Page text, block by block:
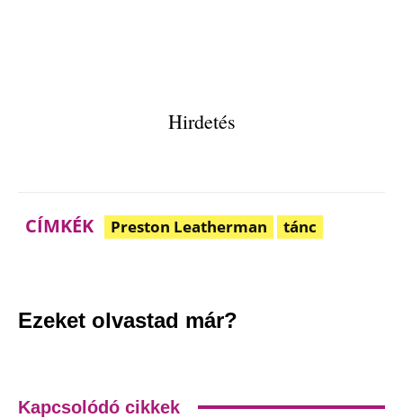
Hirdetés
CÍMKÉK Preston Leatherman tánc
Ezeket olvastad már?
Kapcsolódó cikkek